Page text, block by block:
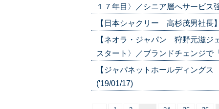
１７年目〉／シニア層へサービス
【日本シャクリー 高杉茂男社長
【ネオラ・ジャパン 狩野元滋ジ
スタート〉／ブランドチェンジで
【ジャパネットホールディング
('19/01/17)